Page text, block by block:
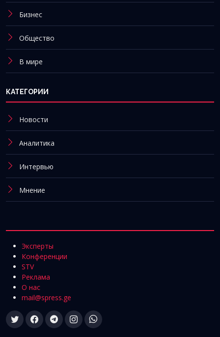
Бизнес
Общество
В мире
КАТЕГОРИИ
Новости
Аналитика
Интервью
Мнение
Эксперты
Конференции
STV
Реклама
О нас
mail@spress.ge